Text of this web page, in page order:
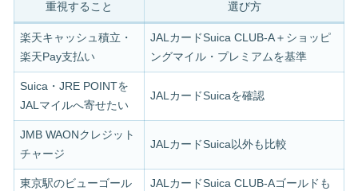
重視すること 選び方
楽天キャッシュ積立・
楽天Pay支払い
JALカードSuica CLUB-A＋ショッピ
ングマイル・プレミアムを基準
Suica・JRE POINTを
JALマイルへ寄せたい
JALカードSuicaを確認
JMB WAONクレジット
チャージ
JALカードSuica以外も比較
東京駅のビューゴール
JALカードSuica CLUB-Aゴールドも